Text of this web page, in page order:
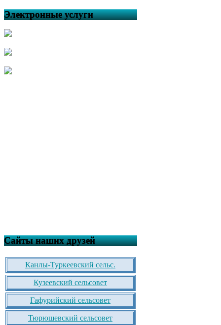
Электронные услуги
Сайты наших друзей
Канлы-Туркеевский сельс.
Кузеевский сельсовет
Гафурийский сельсовет
Тюрюшевский сельсовет